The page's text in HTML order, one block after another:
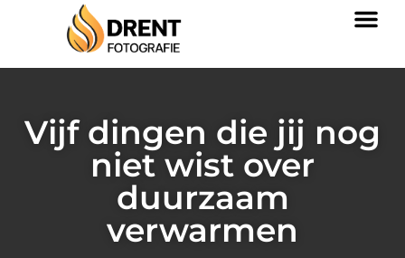
Vijf dingen die jij nog
niet wist over
duurzaam
verwarmen